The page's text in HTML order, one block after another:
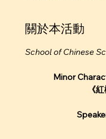
關於本活動
School of Chinese
Minor
《